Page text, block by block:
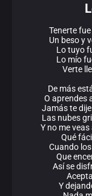
Tenerte
Un beso y
Lo tuyo
Lo mío
Verte
De más
O aprendes
Jamás te
Las nubes
Y no me
Qué
Cuando
Que
Así se
Y